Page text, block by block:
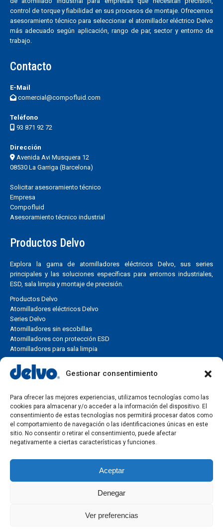
Gestionar consentimiento
Para ofrecer las mejores experiencias, utilizamos tecnologías como las
cookies para almacenar y/o acceder a la información del dispositivo. El
consentimiento de estas tecnologías nos permitirá procesar datos como
el comportamiento de navegación o las identificaciones únicas en este
sitio. No consentir o retirar el consentimiento, puede afectar
negativamente a ciertas características y funciones.
Aceptar
Denegar
Ver preferencias
control de torque y fiabilidad en sus procesos de montaje. Ofrecemos
asesoramiento técnico para seleccionar el atornillador eléctrico Delvo
más adecuado según aplicación, rango de par, sector y entorno de
trabajo.
Contacto
E-Mail
comercial@compofluid.com
Teléfono
93 871 92 72
Dirección
Avenida Avi Musquera 12
08530 La Garriga (Barcelona)
Solicitar asesoramiento técnico
Empresa
Compofluid
Asesoramiento técnico industrial
Productos Delvo
Explora la gama de atornilladores eléctricos Delvo, sus series
principales y las soluciones específicas para entornos industriales,
ESD, sala limpia y montaje de precisión.
Productos Delvo
Atornilladores eléctricos Delvo
Series Delvo
Atornilladores sin escobillas
Atornilladores con protección ESD
Atornilladores para sala limpia
Soluciones industriales
Encuentra la solución de atornillado más adecuada según tu
aplicación, rango de torque, línea de montaje o necesidad de
producción industrial.
Soluciones de atornillado industrial
Aplicaciones industriales
Control de torque
Producción en serie
Política de Privacidad·Política de Cookies